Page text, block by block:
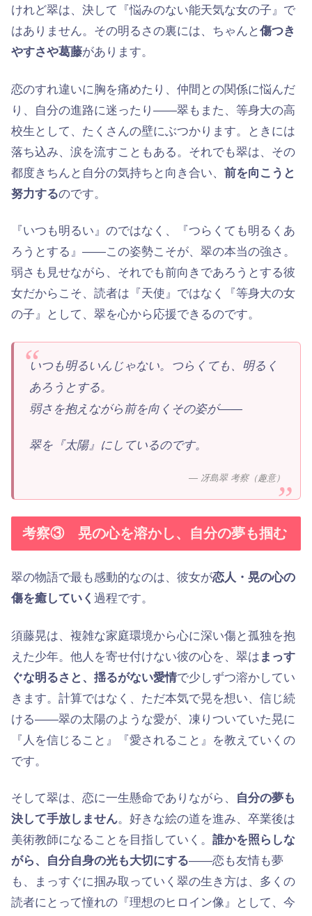
けれど翠は、決して『悩みのない能天気な女の子』で
はありません。その明るさの裏には、ちゃんと傷つき
やすさや葛藤があります。
恋のすれ違いに胸を痛めたり、仲間との関係に悩んだ
り、自分の進路に迷ったり——翠もまた、等身大の高
校生として、たくさんの壁にぶつかります。ときには
落ち込み、涙を流すこともある。それでも翠は、その
都度きちんと自分の気持ちと向き合い、 前を向こうと
努力するのです。
『いつも明るい』のではなく、『つらくても明るくあ
ろうとする』——この姿勢こそが、翠の本当の強さ。
弱さも見せながら、それでも前向きであろうとする彼
女だからこそ、読者は『天使』ではなく『等身大の女
の子』として、翠を心から応援できるのです。
いつも明るいんじゃない。つらくても、明るく
あろうとする。
弱さを抱えながら前を向くその姿が——
翠を『太陽』にしているのです。
— 冴島翠 考察（趣意）
考察③ 晃の心を溶かし、自分の夢も掴む
翠の物語で最も感動的なのは、彼女が恋人・晃の心の
傷を癒していく 過程です。
須藤晃は、複雑な家庭環境から心に深い傷と孤独を抱
えた少年。他人を寄せ付けない彼の心を、翠は まっす
ぐな明るさと、揺るがない愛情で少しずつ溶かしてい
きます。計算ではなく、ただ本気で晃を想い、信じ続
ける——翠の太陽のような愛が、凍りついていた晃に
『人を信じること』『愛されること』を教えていくの
です。
そして翠は、恋に一生懸命でありながら、
自分の夢も
決して手放しません。好きな絵の道を進み、卒業後は
美術教師になることを目指していく。 誰かを照らしな
がら、自分自身の光も大切にする——恋も友情も夢
も、まっすぐに掴み取っていく翠の生き方は、多くの
読者にとって憧れの『理想のヒロイン像』として、今